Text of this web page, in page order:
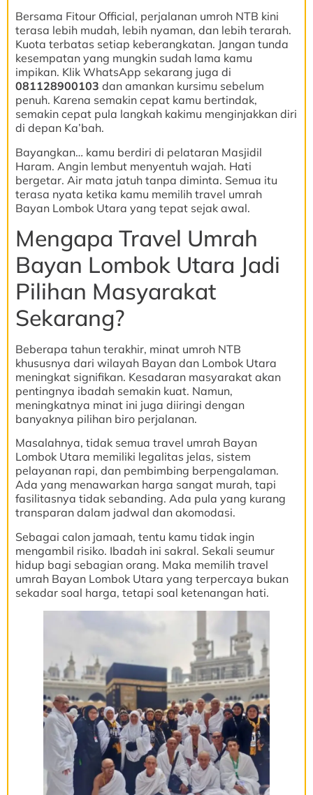
Bersama Fitour Official, perjalanan umroh NTB kini
terasa lebih mudah, lebih nyaman, dan lebih terarah.
Kuota terbatas setiap keberangkatan. Jangan tunda
kesempatan yang mungkin sudah lama kamu
impikan. Klik WhatsApp sekarang juga di
081128900103 dan amankan kursimu sebelum
penuh. Karena semakin cepat kamu bertindak,
semakin cepat pula langkah kakimu menginjakkan diri
di depan Ka’bah.
Bayangkan… kamu berdiri di pelataran Masjidil
Haram. Angin lembut menyentuh wajah. Hati
bergetar. Air mata jatuh tanpa diminta. Semua itu
terasa nyata ketika kamu memilih travel umrah
Bayan Lombok Utara yang tepat sejak awal.
Mengapa Travel Umrah
Bayan Lombok Utara Jadi
Pilihan Masyarakat
Sekarang?
Beberapa tahun terakhir, minat umroh NTB
khususnya dari wilayah Bayan dan Lombok Utara
meningkat signifikan. Kesadaran masyarakat akan
pentingnya ibadah semakin kuat. Namun,
meningkatnya minat ini juga diiringi dengan
banyaknya pilihan biro perjalanan.
Masalahnya, tidak semua travel umrah Bayan
Lombok Utara memiliki legalitas jelas, sistem
pelayanan rapi, dan pembimbing berpengalaman.
Ada yang menawarkan harga sangat murah, tapi
fasilitasnya tidak sebanding. Ada pula yang kurang
transparan dalam jadwal dan akomodasi.
Sebagai calon jamaah, tentu kamu tidak ingin
mengambil risiko. Ibadah ini sakral. Sekali seumur
hidup bagi sebagian orang. Maka memilih travel
umrah Bayan Lombok Utara yang terpercaya bukan
sekadar soal harga, tetapi soal ketenangan hati.